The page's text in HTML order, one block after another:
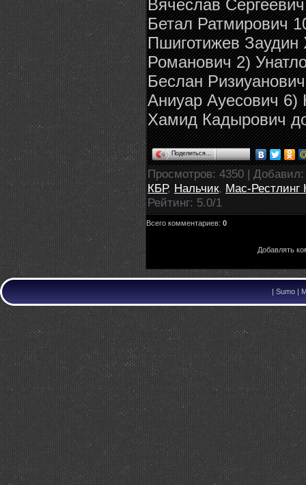
Вячеслав
Бетал Ратмирович
Пшиготижев Заудин
Романович 2)
Беслан
Аниуар Ауесович 6)
Хамид Кадырович
Поделиться…
Просмотров: 4350 | Добавил
КБР, Нальчик, Мас-Рестлинг
Рейтинг: 5.0/1
Всего комментариев: 0
Добавлять
| Sumo |